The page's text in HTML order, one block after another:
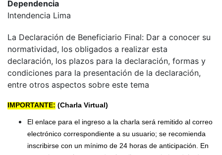
Dependencia
Intendencia Lima
La Declaración de Beneficiario Final: Dar a conocer su
normatividad, los obligados a realizar esta
declaración, los plazos para la declaración, formas y
condiciones para la presentación de la declaración,
entre otros aspectos sobre este tema
IMPORTANTE: (Charla Virtual)
El enlace para el ingreso a la charla será remitido al correo
electrónico correspondiente a su usuario; se recomienda
inscribirse con un mínimo de 24 horas de anticipación. En